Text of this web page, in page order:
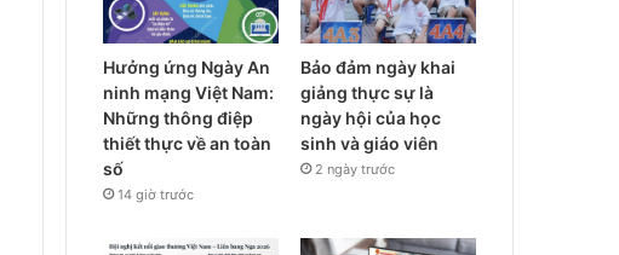
Hưởng ứng Ngày An
ninh mạng Việt Nam:
Những thông điệp
thiết thực về an toàn
số
14 giờ trước
Bảo đảm ngày khai
giảng thực sự là
ngày hội của học
sinh và giáo viên
2 ngày trước